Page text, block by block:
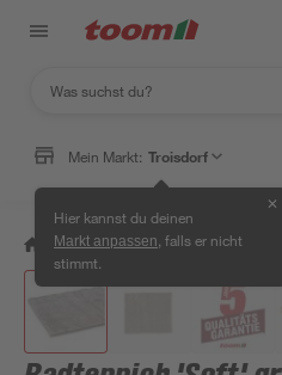
Mein Markt: Troisdorf
Hier kannst du deinen
Markt anpassen , falls er nicht
stimmt.
✕
/ Bad & Sanitär / Bad-